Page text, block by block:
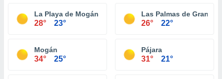
La Playa de Mogán
28° 23°
Las Palmas de Gran
26° 22°
Mogán
34° 25°
Pájara
31° 21°